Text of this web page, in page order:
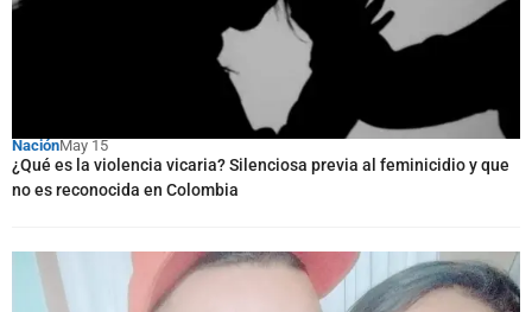
NaciónMay 15
¿Qué es la violencia vicaria? Silenciosa previa al feminicidio y que
no es reconocida en Colombia